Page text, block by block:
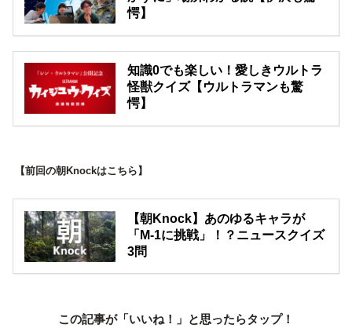
愕】
知識0でも楽しい！愛しきウルトラ
怪獣クイズ【ウルトラマンも驚
愕】
【前回の朝Knockはこちら】
【朝Knock】あのゆるキャラが
「M-1に挑戦」！？ニュースクイズ
3問
この記事が「いいね！」と思ったらタップ！